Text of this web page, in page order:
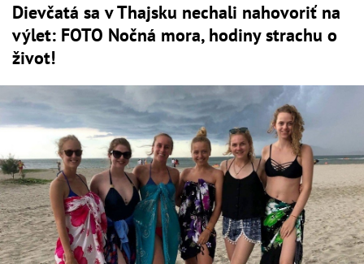
Dievčatá sa v Thajsku nechali nahovoriť na
výlet: FOTO Nočná mora, hodiny strachu o
život!